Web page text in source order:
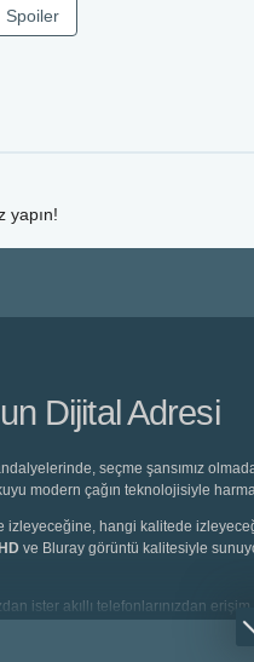
Spoiler
yapın!
Dijital Adresi
seçme şansımız
modern çağın teknolojisiyle
ne izleyeceğine, hangi kalitede
ve Bluray görüntü kalitesiyle
ister akıllı telefonlarınızdan
seçeneklerine